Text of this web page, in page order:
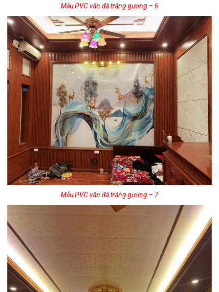
Mẫu PVC vân đá tráng gương – 6
Mẫu PVC vân đá tráng gương – 7